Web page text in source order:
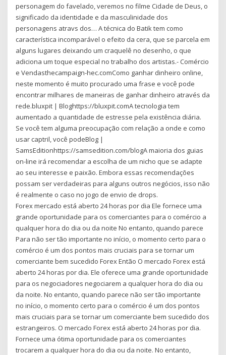
personagem do favelado, veremos no filme Cidade de Deus, o
significado da identidade e da masculinidade dos
personagens atravs dos… A técnica do Batik tem como
característica incomparável o efeito da cera, que se parcela em
alguns lugares deixando um craquelê no desenho, o que
adiciona um toque especial no trabalho dos artistas.- Comércio
e Vendasthecampaign-hec.comComo ganhar dinheiro online,
neste momento é muito procurado uma frase e você pode
encontrar milhares de maneiras de ganhar dinheiro através da
rede.bluxpit | Bloghttps://bluxpit.comA tecnologia tem
aumentado a quantidade de estresse pela existência diária.
Se você tem alguma preocupação com relação a onde e como
usar captril, você podeBlog |
SamsEditionhttps://samsedition.com/blogA maioria dos guias
on-line irá recomendar a escolha de um nicho que se adapte
ao seu interesse e paixão. Embora essas recomendações
possam ser verdadeiras para alguns outros negócios, isso não
é realmente o caso no jogo de envio de drops.
Forex mercado está aberto 24 horas por dia Ele fornece uma
grande oportunidade para os comerciantes para o comércio a
qualquer hora do dia ou da noite No entanto, quando parece
Para não ser tão importante no início, o momento certo para o
comércio é um dos pontos mais cruciais para se tornar um
comerciante bem sucedido Forex Então O mercado Forex está
aberto 24 horas por dia. Ele oferece uma grande oportunidade
para os negociadores negociarem a qualquer hora do dia ou
da noite. No entanto, quando parece não ser tão importante
no início, o momento certo para o comércio é um dos pontos
mais cruciais para se tornar um comerciante bem sucedido dos
estrangeiros. O mercado Forex está aberto 24 horas por dia.
Fornece uma ótima oportunidade para os comerciantes
trocarem a qualquer hora do dia ou da noite. No entanto,